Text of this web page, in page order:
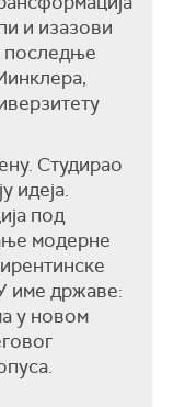
и изазови
последње
Студирао
идеја.
под
модерне
име државе:
у новом